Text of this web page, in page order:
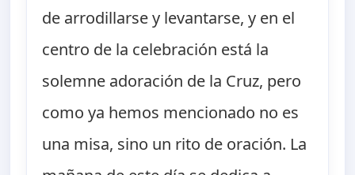
de arrodillarse y levantarse, y en el
centro de la celebración está la
solemne adoración de la Cruz, pero
como ya hemos mencionado no es
una misa, sino un rito de oración. La